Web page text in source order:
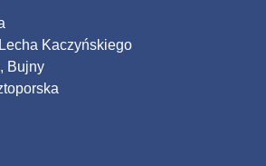
Kaczyńskiego
Bujny